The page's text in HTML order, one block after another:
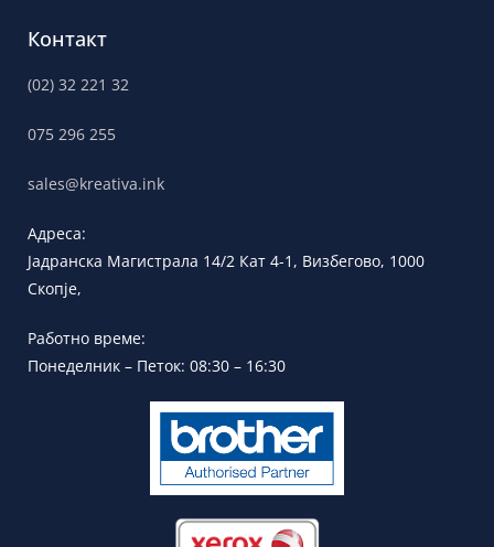
Контакт
(02) 32 221 32
075 296 255
sales@kreativa.ink
Адреса:
Јадранска Магистрала 14/2 Кат 4-1, Визбегово, 1000
Скопје,
Работно време:
Понеделник – Петок: 08:30 – 16:30